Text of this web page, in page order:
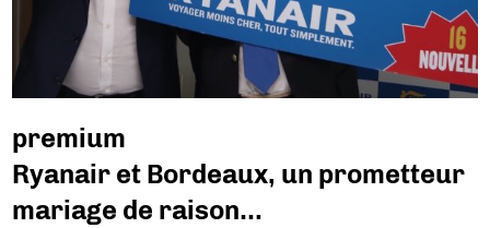
premium
Ryanair et Bordeaux, un prometteur
mariage de raison…